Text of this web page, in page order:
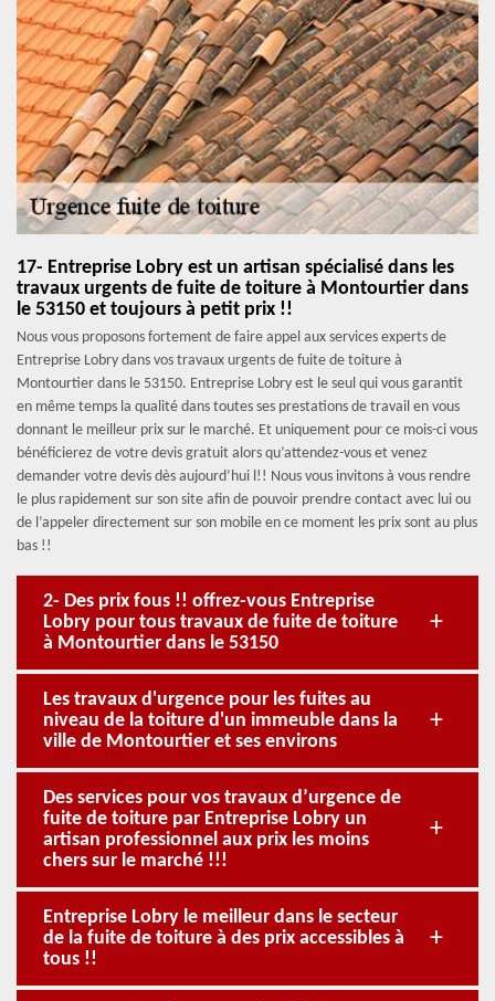
17- Entreprise Lobry est un artisan spécialisé dans les
travaux urgents de fuite de toiture à Montourtier dans
le 53150 et toujours à petit prix !!
Nous vous proposons fortement de faire appel aux services experts de
Entreprise Lobry dans vos travaux urgents de fuite de toiture à
Montourtier dans le 53150. Entreprise Lobry est le seul qui vous garantit
en même temps la qualité dans toutes ses prestations de travail en vous
donnant le meilleur prix sur le marché. Et uniquement pour ce mois-ci vous
bénéficierez de votre devis gratuit alors qu’attendez-vous et venez
demander votre devis dès aujourd’hui l!! Nous vous invitons à vous rendre
le plus rapidement sur son site afin de pouvoir prendre contact avec lui ou
de l’appeler directement sur son mobile en ce moment les prix sont au plus
bas !!
2- Des prix fous !! offrez-vous Entreprise
Lobry pour tous travaux de fuite de toiture
à Montourtier dans le 53150
Les travaux d'urgence pour les fuites au
niveau de la toiture d'un immeuble dans la
ville de Montourtier et ses environs
Des services pour vos travaux d’urgence de
fuite de toiture par Entreprise Lobry un
artisan professionnel aux prix les moins
chers sur le marché !!!
Entreprise Lobry le meilleur dans le secteur
de la fuite de toiture à des prix accessibles à
tous !!